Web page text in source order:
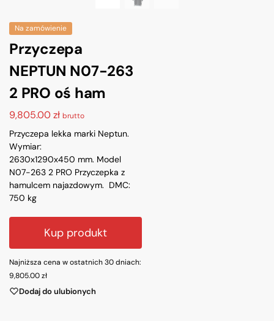
Na zamówienie
Przyczepa
NEPTUN N07-263
2 PRO oś ham
9,805.00zł brutto
Przyczepa lekka marki Neptun.
Wymiar:
2630x1290x450 mm. Model
N07-263 2 PRO Przyczepka z
hamulcem najazdowym. DMC:
750 kg
Kup produkt
Najniższa cena w ostatnich 30 dniach:
9,805.00zł
Dodaj do ulubionych